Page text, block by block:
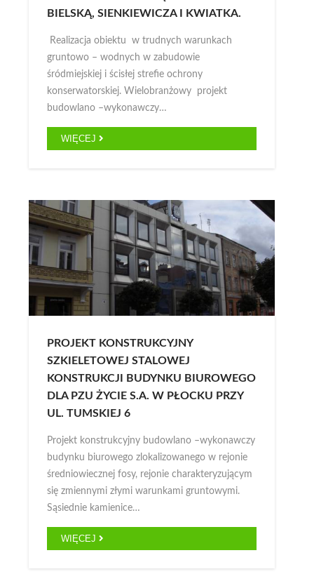
BIELSKĄ, SIENKIEWICZA I KWIATKA.
Realizacja obiektu w trudnych warunkach
gruntowo – wodnych w zabudowie
śródmiejskiej i ścisłej strefie ochrony
konserwatorskiej. Wielobranżowy projekt
budowlano –wykonawczy…
WIĘCEJ
PROJEKT KONSTRUKCYJNY
SZKIELETOWEJ STALOWEJ
KONSTRUKCJI BUDYNKU BIUROWEGO
DLA PZU ŻYCIE S.A. W PŁOCKU PRZY
UL. TUMSKIEJ 6
Projekt konstrukcyjny budowlano –wykonawczy
budynku biurowego zlokalizowanego w rejonie
średniowiecznej fosy, rejonie charakteryzującym
się zmiennymi złymi warunkami gruntowymi.
Sąsiednie kamienice…
WIĘCEJ